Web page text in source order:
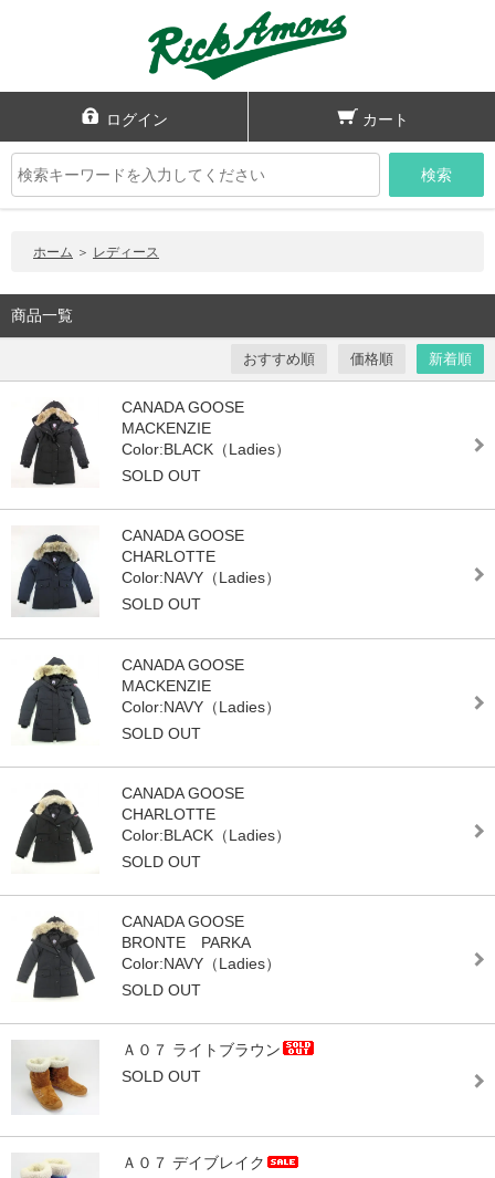
ログイン カート
検索
ホーム ＞ レディース
商品一覧
おすすめ順 価格順 新着順
CANADA GOOSE
MACKENZIE
Color:BLACK（Ladies）
SOLD OUT
CANADA GOOSE
CHARLOTTE
Color:NAVY（Ladies）
SOLD OUT
CANADA GOOSE
MACKENZIE
Color:NAVY（Ladies）
SOLD OUT
CANADA GOOSE
CHARLOTTE
Color:BLACK（Ladies）
SOLD OUT
CANADA GOOSE
BRONTE PARKA
Color:NAVY（Ladies）
SOLD OUT
Ａ０７ ライトブラウン
SOLD OUT
Ａ０７ デイブレイク